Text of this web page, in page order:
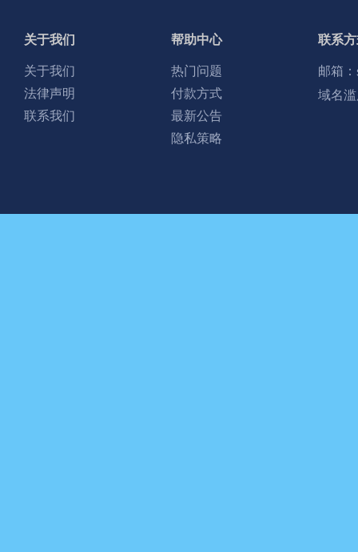
关于我们
关于我们
法律声明
联系我们
帮助中心
热门问题
付款方式
最新公告
隐私策略
联系
邮箱：
域名